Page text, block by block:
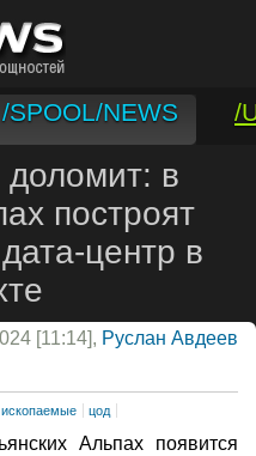
/SPOOL/NEWS
/
в
построят
центр в
[11:14], Руслан Авдеев
цод
Альпах появится